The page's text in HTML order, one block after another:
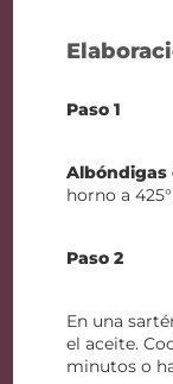
Paso 1
Albóndigas
horno a
Paso 2
En una
el aceite.
minutos o